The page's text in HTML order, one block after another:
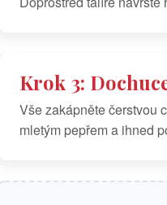
Krok 3:
Vše zakápněte čerstvou
mletým pepřem a ihned